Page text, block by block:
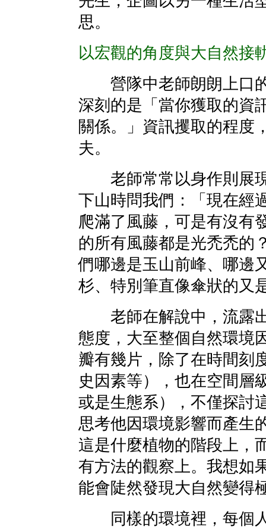
思。
以宏觀的角度與大自然接
營隊中老師朗朗上口的
深刻的是「當你獲取的資
關係。」資訊攫取的程度
夫。
老師常常以身作則展現
下山時問我們：「現在經
爬滿了風藤，可是有沒有
的所有風藤都是光禿禿的
們哪邊是玉山前峰、哪邊
杉、特別筆直像傘狀的又
老師在解說中，流露出
態度，大至整個自然環境
瓣有幾片，除了在時間刻
史因素等），也在空間層
或是生態系），不僅探討
思考他因環境影響而產生
這是什麼植物的階段上，
有方法的觀察上。我想如
能會陡然發現大自然變得
同樣的環境裡，每個人